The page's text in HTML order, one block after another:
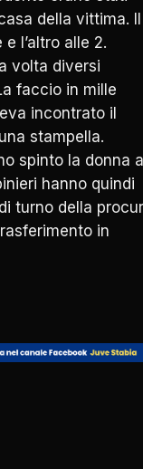
della vittima. Il
l’altro alle 2.
volta diversi
faccio in mille
incontrato il
stampella.
spinto la donna a
hanno quindi
turno della
in